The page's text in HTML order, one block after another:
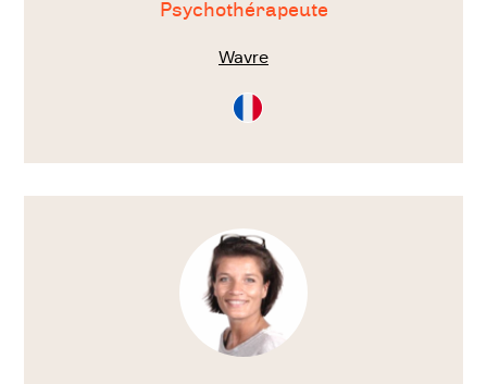
Psychothérapeute
Wavre
Consultation
en
Voir